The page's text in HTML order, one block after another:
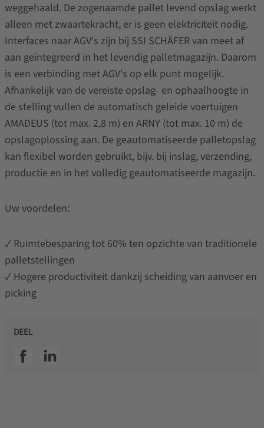
weggehaald. De zogenaamde pallet levend opslag werkt
alleen met zwaartekracht, er is geen elektriciteit nodig.
Interfaces naar AGV's zijn bij SSI SCHÄFER van meet af
aan geïntegreerd in het levendig palletmagazijn. Daarom
is een verbinding met AGV's op elk punt mogelijk.
Afhankelijk van de vereiste opslag- en ophaalhoogte in
de stelling vullen de automatisch geleide voertuigen
AMADEUS (tot max. 2,8 m) en ARNY (tot max. 10 m) de
opslagoplossing aan. De geautomatiseerde palletopslag
kan flexibel worden gebruikt, bijv. bij inslag, verzending,
productie en in het volledig geautomatiseerde magazijn.
Uw voordelen:
✓ Ruimtebesparing tot 60% ten opzichte van traditionele
palletstellingen
✓ Hogere productiviteit dankzij scheiding van aanvoer en
picking
DEEL
SSI facebookSSI linkedin